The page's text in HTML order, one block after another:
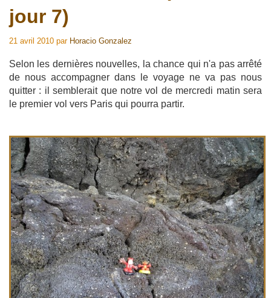
jour 7)
21 avril 2010 par Horacio Gonzalez
Selon les dernières nouvelles, la chance qui n'a pas arrêté
de nous accompagner dans le voyage ne va pas nous
quitter : il semblerait que notre vol de mercredi matin sera
le premier vol vers Paris qui pourra partir.